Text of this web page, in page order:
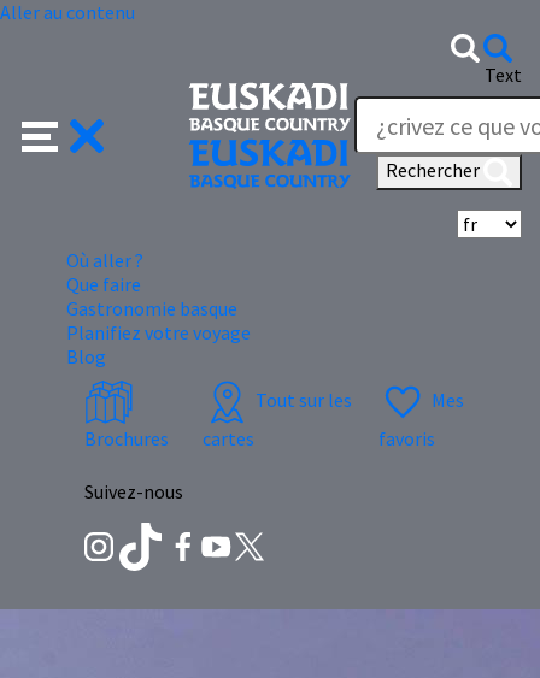
Aller au contenu
Text
Rechercher
Où aller ?
Que faire
Gastronomie basque
Planifiez votre voyage
Blog
Brochures
Tout sur les
cartes
Mes
favoris
Suivez-nous